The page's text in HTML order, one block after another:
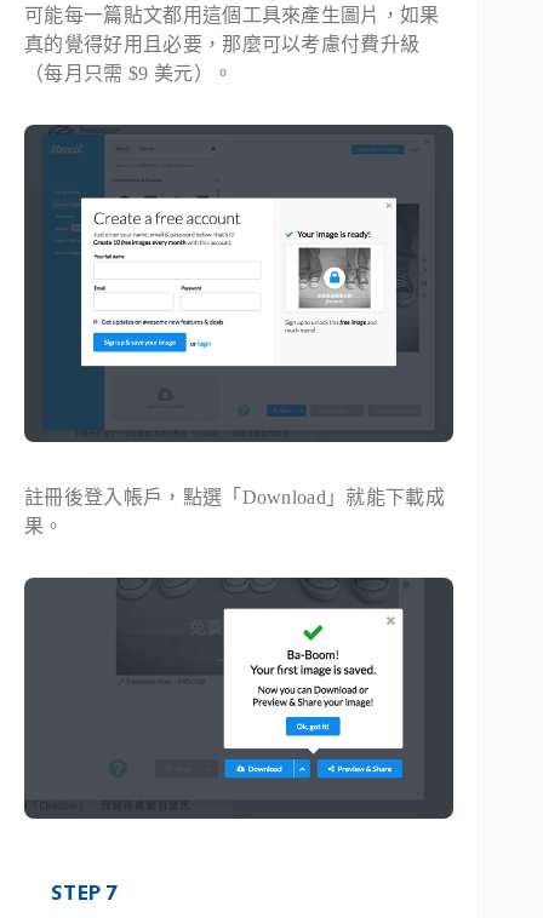
可能每一篇貼文都用這個工具來產生圖片，如果
真的覺得好用且必要，那麼可以考慮付費升級
（每月只需 $9 美元）。
註冊後登入帳戶，點選「Download」就能下載成
果。
STEP 7